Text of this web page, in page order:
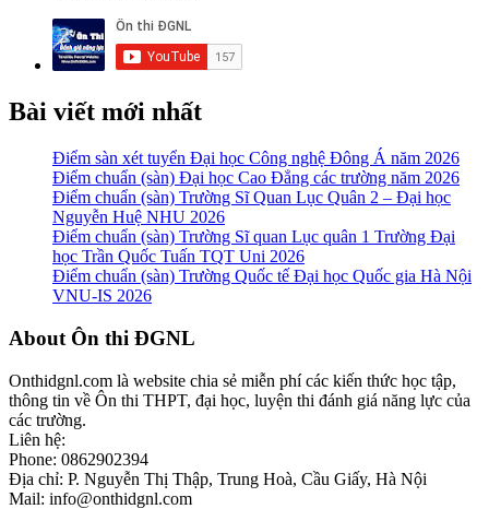
Bài viết mới nhất
Điểm sàn xét tuyển Đại học Công nghệ Đông Á năm 2026
Điểm chuẩn (sàn) Đại học Cao Đẳng các trường năm 2026
Điểm chuẩn (sàn) Trường Sĩ Quan Lục Quân 2 – Đại học
Nguyễn Huệ NHU 2026
Điểm chuẩn (sàn) Trường Sĩ quan Lục quân 1 Trường Đại
học Trần Quốc Tuấn TQT Uni 2026
Điểm chuẩn (sàn) Trường Quốc tế Đại học Quốc gia Hà Nội
VNU-IS 2026
Footer
About Ôn thi ĐGNL
Onthidgnl.com là website chia sẻ miễn phí các kiến thức học tập,
thông tin về Ôn thi THPT, đại học, luyện thi đánh giá năng lực của
các trường.
Liên hệ:
Phone: 0862902394
Địa chỉ: P. Nguyễn Thị Thập, Trung Hoà, Cầu Giấy, Hà Nội
Mail: info@onthidgnl.com